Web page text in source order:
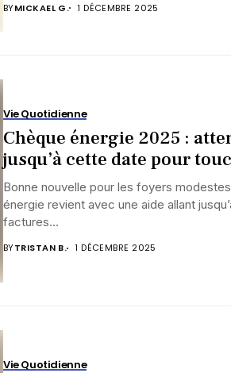
BYMICKAEL G. 1 DÉCEMBRE 2025
Vie Quotidienne
Chèque énergie 2025 :
jusqu’à cette date pour
Bonne nouvelle pour les foyers
énergie revient avec une aide allant
factures...
BYTRISTAN B. 1 DÉCEMBRE 2025
Vie Quotidienne